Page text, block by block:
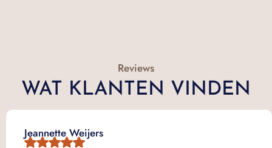
Reviews
WAT KLANTEN VINDEN
Jeannette Weijers